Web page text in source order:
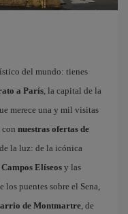
del mundo: tienes
a París, la capital de la
merece una y mil visitas
nuestras ofertas de
la luz: de la icónica
Campos Elíseos y las
los puentes sobre el Sena,
de Montmartre, de